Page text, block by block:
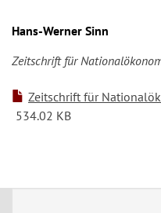
Hans-Werner Sinn
Zeitschrift für
Zeitschrift für
534.02 KB